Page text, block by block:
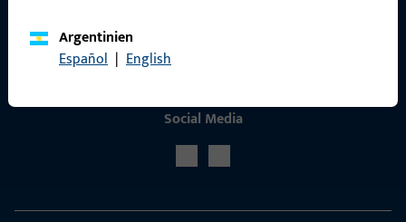
Argentinien
Español | English
Social Media